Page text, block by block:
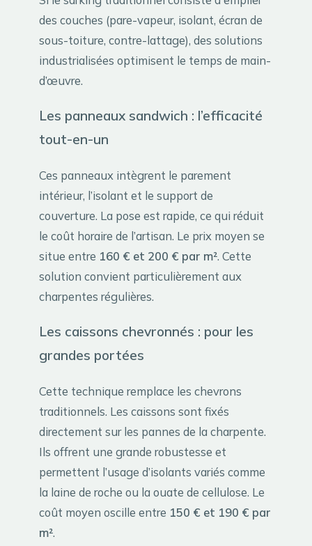
des couches (pare-vapeur, isolant, écran de
sous-toiture, contre-lattage), des solutions
industrialisées optimisent le temps de main-
d’œuvre.
Les panneaux sandwich : l’efficacité
tout-en-un
Ces panneaux intègrent le parement
intérieur, l’isolant et le support de
couverture. La pose est rapide, ce qui réduit
le coût horaire de l’artisan. Le prix moyen se
situe entre 160 € et 200 € par m². Cette
solution convient particulièrement aux
charpentes régulières.
Les caissons chevronnés : pour les
grandes portées
Cette technique remplace les chevrons
traditionnels. Les caissons sont fixés
directement sur les pannes de la charpente.
Ils offrent une grande robustesse et
permettent l’usage d’isolants variés comme
la laine de roche ou la ouate de cellulose. Le
coût moyen oscille entre 150 € et 190 € par
m².